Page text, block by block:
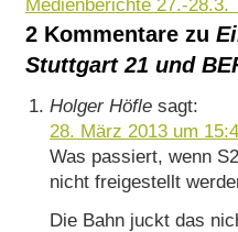
2 Kommentare zu
Stuttgart 21 und
Holger Höfle sagt:
28. März 2013 um
Was passiert, wenn
nicht freigestellt
Die Bahn juckt das